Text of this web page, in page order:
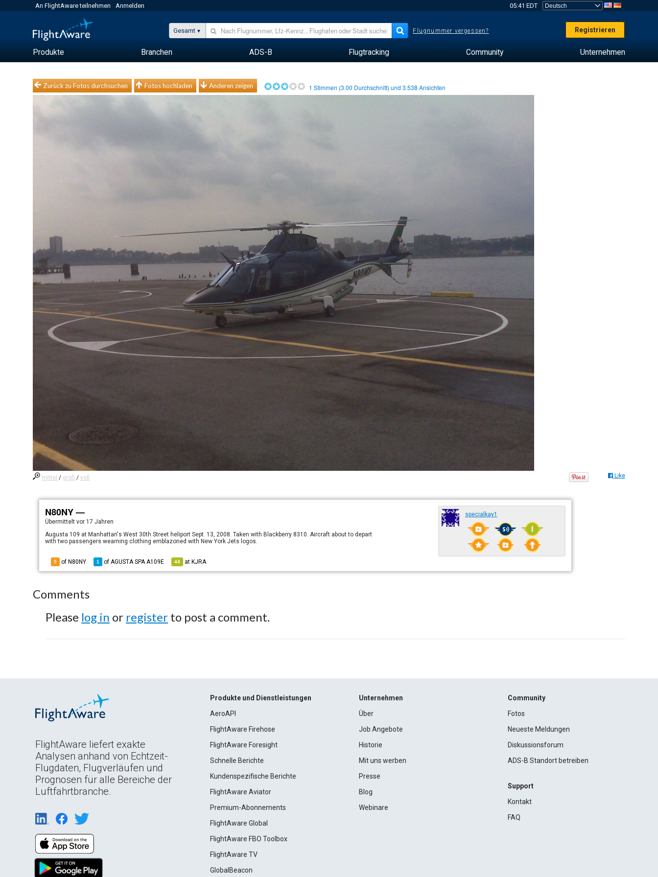
An FlightAware teilnehmen Anmelden 05:41 EDT
Gesamt Flugnummer vergessen? Registrieren
Produkte Branchen ADS-B Flugtracking Community Unternehmen
Zurück zu Fotos durchsuchen Fotos hochladen Anderen zeigen 1 Stimmen (3.00 Durchschnitt) und3.538 Ansichten
mittel / groß /voll Like
N80NY —
Übermitteltvor 17 Jahren
Augusta 109 at Manhattan's West 30th Street heliport Sept. 13, 2008. Taken with Blackberry 8310. Aircraft about to depart
with two passengers wearning clothing emblazoned with New York Jets logos.
5 of N80NY 1 ofAGUSTA SPA A109E 44 at KJRA
specialkay1
Comments
Please log in or register to post a comment.
FlightAware liefert exakte
Analysen anhand von Echtzeit-
Flugdaten, Flugverläufen und
Prognosen für alle Bereiche der
Luftfahrtbranche.
Produkte und Dienstleistungen
AeroAPI
FlightAware Firehose
FlightAware Foresight
Schnelle Berichte
Kundenspezifische Berichte
FlightAware Aviator
Premium-Abonnements
FlightAware Global
FlightAware FBO Toolbox
FlightAware TV
GlobalBeacon
Unternehmen
Über
Job Angebote
Historie
Mit uns werben
Presse
Blog
Webinare
Community
Fotos
Neueste Meldungen
Diskussionsforum
ADS-B Standort betreiben
Support
Kontakt
FAQ